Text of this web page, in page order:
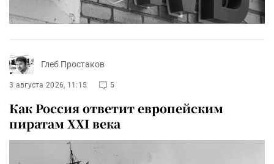
Глеб Простаков
3 августа 2026, 11:15 5
Как Россия ответит европейским
пиратам XXI века